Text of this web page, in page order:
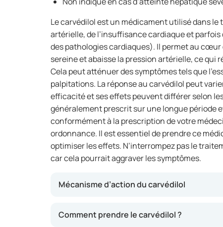
Le carvédilol est un médicament utilisé dans le
artérielle, de l’insuffisance cardiaque et
des pathologies cardiaques). Il permet au
sereine et abaisse la pression artérielle, ce qui
Cela peut atténuer des symptômes tels que
palpitations. La réponse au carvédilol peut
efficacité et ses effets peuvent différer selon
généralement prescrit sur une longue période
conformément à la prescription de votre
ordonnance. Il est essentiel de prendre ce
optimiser les effets. N’interrompez pas le
car cela pourrait aggraver les symptômes.
Mécanisme d’action du carvédilol
Le carvédilol agit en relaxant les vaisseaux
fréquence cardiaque. Cela permet de
Comment prendre le carvédilol ?